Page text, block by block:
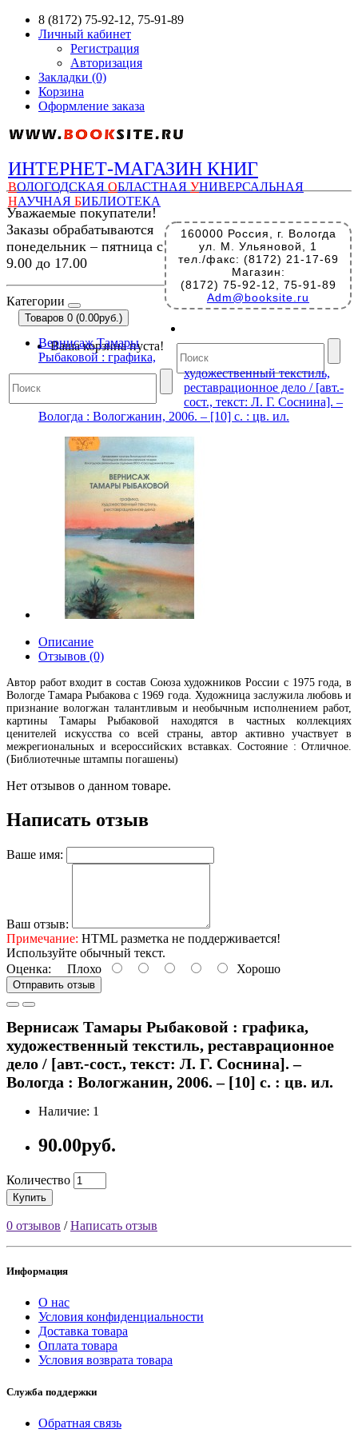
8 (8172) 75-92-12, 75-91-89
Личный кабинет
Регистрация
Авторизация
Закладки (0)
Корзина
Оформление заказа
ИНТЕРНЕТ-МАГАЗИН КНИГ
ВОЛОГОДСКАЯ ОБЛАСТНАЯ УНИВЕРСАЛЬНАЯ
НАУЧНАЯ БИБЛИОТЕКА
160000 Россия, г. Вологда
ул. М. Ульяновой, 1
тел./факс: (8172) 21-17-69
Магазин:
(8172) 75-92-12, 75-91-89
Adm@booksite.ru
Уважаемые покупатели!
Заказы обрабатываются
понедельник – пятница с
9.00 до 17.00
Категории
Товаров 0 (0.00руб.)
Ваша корзина пуста!
Вернисаж Тамары
Рыбаковой : графика,
художественный текстиль,
реставрационное дело / [авт.-
сост., текст: Л. Г. Соснина]. –
Вологда : Вологжанин, 2006. – [10] с. : цв. ил.
Описание
Отзывов (0)
Автор работ входит в состав Союза художников России с 1975 года, в
Вологде Тамара Рыбакова с 1969 года. Художница заслужила любовь и
признание вологжан талантливым и необычным исполнением работ,
картины Тамары Рыбаковой находятся в частных коллекциях
ценителей искусства со всей страны, автор активно участвует в
межрегиональных и всероссийских вставках. Состояние : Отличное.
(Библиотечные штампы погашены)
Нет отзывов о данном товаре.
Написать отзыв
Ваше имя:
Ваш отзыв:
Примечание: HTML разметка не поддерживается!
Используйте обычный текст.
Оценка: Плохо Хорошо
Отправить отзыв
Вернисаж Тамары Рыбаковой : графика,
художественный текстиль, реставрационное
дело / [авт.-сост., текст: Л. Г. Соснина]. –
Вологда : Вологжанин, 2006. – [10] с. : цв. ил.
Наличие: 1
90.00руб.
Количество
Купить
0 отзывов /Написать отзыв
Информация
О нас
Условия конфиденциальности
Доставка товара
Оплата товара
Условия возврата товара
Служба поддержки
Обратная связь